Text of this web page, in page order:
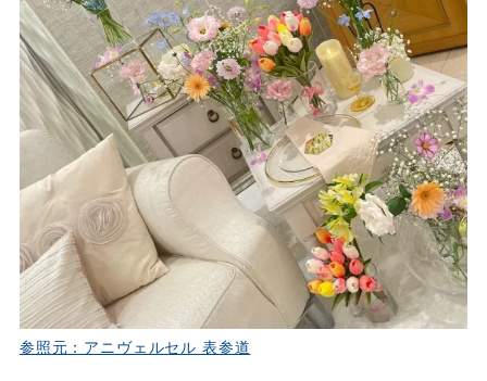
参照元：アニヴェルセル 表参道